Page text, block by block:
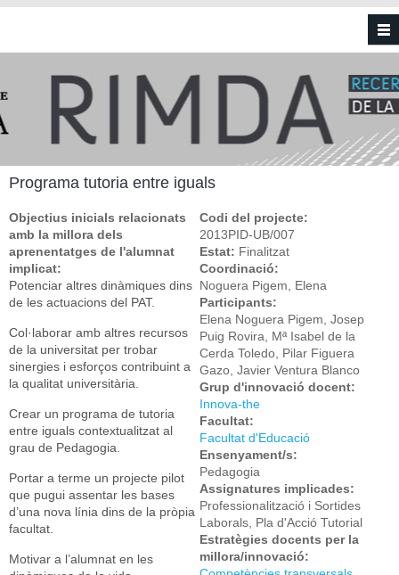
Vés al contingut
Programa tutoria entre iguals
Objectius inicials relacionats
amb la millora dels
aprenentatges de l'alumnat
implicat:
Potenciar altres dinàmiques dins
de les actuacions del PAT.
Col·laborar amb altres recursos
de la universitat per trobar
sinergies i esforços contribuint a
la qualitat universitària.
Crear un programa de tutoria
entre iguals contextualitzat al
grau de Pedagogia.
Portar a terme un projecte pilot
que pugui assentar les bases
d’una nova línia dins de la pròpia
facultat.
Motivar a l’alumnat en les
Codi del projecte:
2013PID-UB/007
Estat: Finalitzat
Coordinació:
Noguera Pigem, Elena
Participants:
Elena Noguera Pigem, Josep
Puig Rovira, Mª Isabel de la
Cerda Toledo, Pilar Figuera
Gazo, Javier Ventura Blanco
Grup d'innovació docent:
Innova-the
Facultat:
Facultat d'Educació
Ensenyament/s:
Pedagogia
Assignatures implicades:
Professionalització i Sortides
Laborals, Pla d'Acció Tutorial
Estratègies docents per la
millora/innovació: